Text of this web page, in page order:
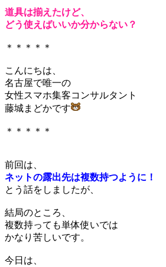
道具は揃えたけど、
どう使えばいいか分からない？
＊＊＊＊＊
こんにちは、
名古屋で唯一の
女性スマホ集客コンサルタント
藤城まどかです
＊＊＊＊＊
前回は、
ネットの露出先は複数持つように！
とう話をしましたが、
結局のところ、
複数持っても単体使いでは
かなり苦しいです。
今日は、